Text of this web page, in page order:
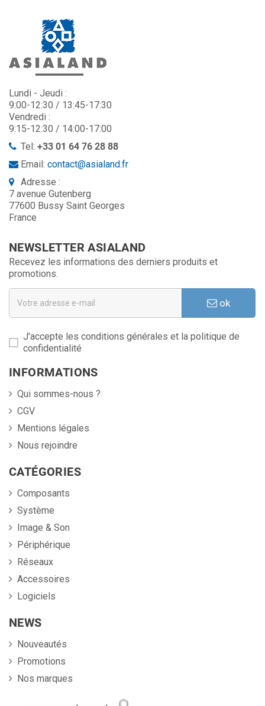
Lundi - Jeudi :
9:00-12:30 / 13:45-17:30
Vendredi :
9:15-12:30 / 14:00-17:00
Tel: +33 01 64 76 28 88
Email: contact@asialand.fr
Adresse :
7 avenue Gutenberg
77600 Bussy Saint Georges
France
NEWSLETTER ASIALAND
Recevez les informations des derniers produits et
promotions.
ok
J'accepte les conditions générales et la politique de
confidentialité
INFORMATIONS
Qui sommes-nous ?
CGV
Mentions légales
Nous rejoindre
CATÉGORIES
Composants
Système
Image & Son
Périphérique
Réseaux
Accessoires
Logiciels
NEWS
Nouveautés
Promotions
Nos marques